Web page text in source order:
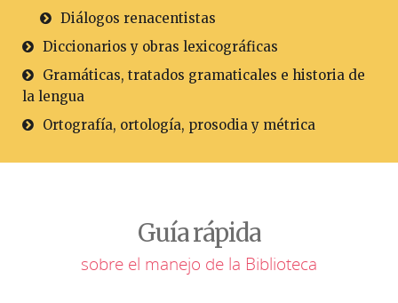
Diálogos renacentistas
Diccionarios y obras lexicográficas
Gramáticas, tratados gramaticales e historia de
la lengua
Ortografía, ortología, prosodia y métrica
Guía rápida
sobre el manejo de la Biblioteca